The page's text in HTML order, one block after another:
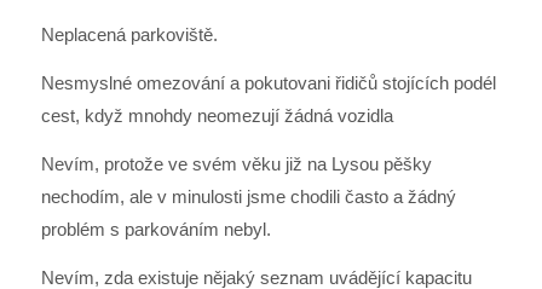
Neplacená parkoviště.
Nesmyslné omezování a pokutovani řidičů stojících podél
cest, když mnohdy neomezují žádná vozidla
Nevím, protože ve svém věku již na Lysou pěšky
nechodím, ale v minulosti jsme chodili často a žádný
problém s parkováním nebyl.
Nevím, zda existuje nějaký seznam uvádějící kapacitu